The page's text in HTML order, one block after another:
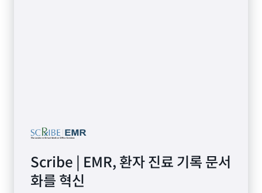
Scribe | EMR, 환자 진료 기록 문서
화를 혁신